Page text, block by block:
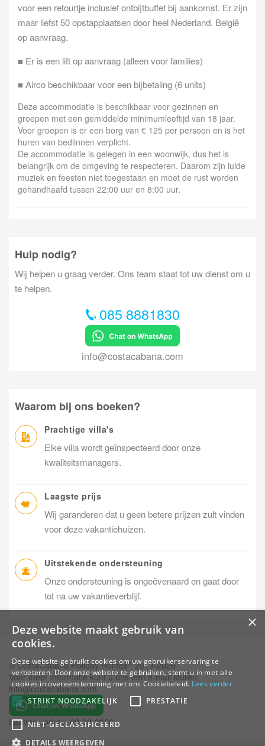
voor een retourtje inclusief ontbijtbuffet bij aankomst. Er zijn
maar liefst 50 opstapplaatsen door heel Nederland. België
op aanvraag.
■ Er is een lift op aanvraag (alleen voor families)
■ Airco beschikbaar voor een bijbetaling (6 units)
Deze accommodatie is beschikbaar voor gezinnen en
groepen met een gemiddelde minimumleeftijd van 18 jaar.
Voor groepen is er een borg van € 125 per persoon en is het
huren van bedlinnen verplicht.
De accommodatie is gelegen in een woonwijk, dus het is
belangrijk om de omgeving te respecteren. Daarom zijn luide
muziek en feesten niet toegestaan en moet de rust worden
gehandhaafd tussen 22:00 uur en 8:00 uur.
Hulp nodig?
Wij helpen u graag verder. Ons team staat tot uw dienst om u
te helpen.
085 8881830
info@costacabana.com
Waarom bij ons boeken?
Prachtige villa's
Elke villa wordt geïnspecteerd door onze
kwaliteitsmanagers.
Laagste prijs
Wij garanderen dat u geen betere prijzen zult vinden
voor deze vakantiehuizen.
Uitstekende ondersteuning
Onze ondersteuning is ongeëvenaard en gaat door
tot na uw vakantieverblijf.
© CostaCabana Holiday Homes® 2013-2026
Voor meer informatie kunt u ons een e-mail sturen:
info@costacabana.com
Laatste update: 09-08-2026
×
Deze website maakt gebruik van
cookies.
Deze website gebruikt cookies om uw gebruikerservaring te
verbeteren. Door onze website te gebruiken, stemt u in met alle
cookies in overeenstemming met ons Cookiebeleid.Lees verder
STRIKT NOODZAKELIJK
PRESTATIE
NIET-GECLASSIFICEERD
DETAILS WEERGEVEN